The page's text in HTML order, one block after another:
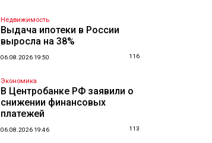
Недвижимость
Выдача ипотеки в России
выросла на 38%
06.08.2026 19:50 116
Экономика
В Центробанке РФ заявили о
снижении финансовых
платежей
06.08.2026 19:46 113